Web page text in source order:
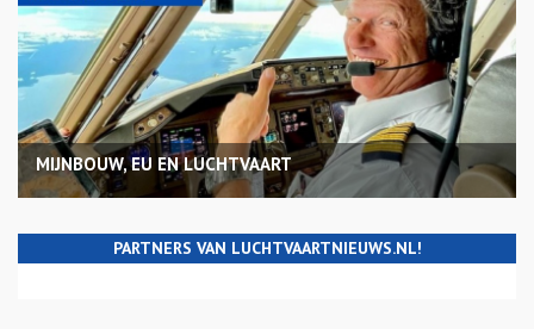
MIJNBOUW, EU EN LUCHTVAART
PARTNERS VAN LUCHTVAARTNIEUWS.NL!